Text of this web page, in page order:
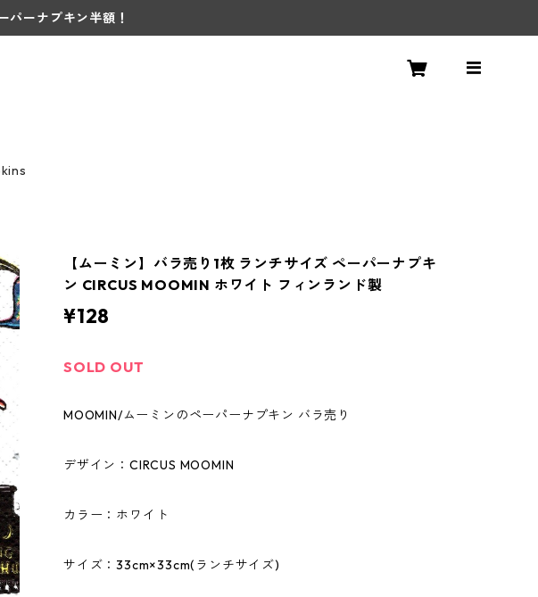
ーナプキン半額！
【ムーミン】バラ売り1枚 ランチサイズ ペーパーナプキ
ン CIRCUS MOOMIN ホワイト フィンランド製
¥128
SOLD OUT
MOOMIN/ムーミンのペーパーナプキン バラ売り
デザイン：CIRCUS MOOMIN
カラー：ホワイト
サイズ：33cm×33cm(ランチサイズ)